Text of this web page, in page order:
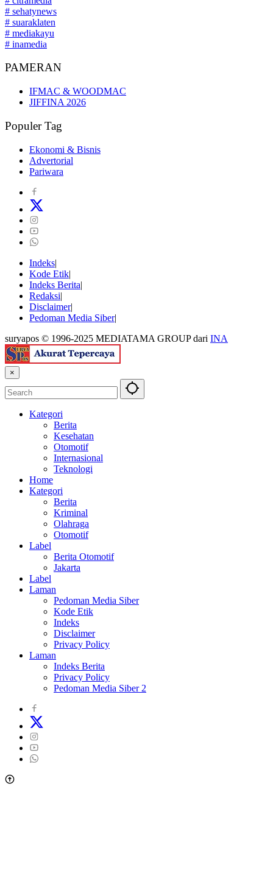
# sehatynews
# suaraklaten
# mediakayu
# inamedia
PAMERAN
IFMAC & WOODMAC
JIFFINA 2026
Populer Tag
Ekonomi & Bisnis
Advertorial
Pariwara
Indeks
Kode Etik
Indeks Berita
Redaksi
Disclaimer
Pedoman Media Siber
suryapos © 1996-2025 MEDIATAMA GROUP dari INA
×
Kategori
Berita
Kesehatan
Otomotif
Internasional
Teknologi
Home
Kategori
Berita
Kriminal
Olahraga
Otomotif
Label
Berita Otomotif
Jakarta
Label
Laman
Pedoman Media Siber
Kode Etik
Indeks
Disclaimer
Privacy Policy
Laman
Indeks Berita
Privacy Policy
Pedoman Media Siber 2